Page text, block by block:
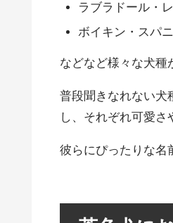
ラブラドール・
ボイキン・スパ
などなど様々な犬種
普段聞きなれない犬
し、それぞれ可愛さ
彼らにぴったりな名